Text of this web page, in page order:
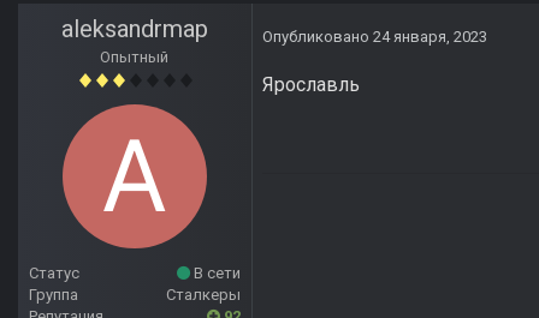
aleksandrmap
Опытный
Статус
В сети
Группа
Сталкеры
Опубликовано 24 января, 2023
Ярославль